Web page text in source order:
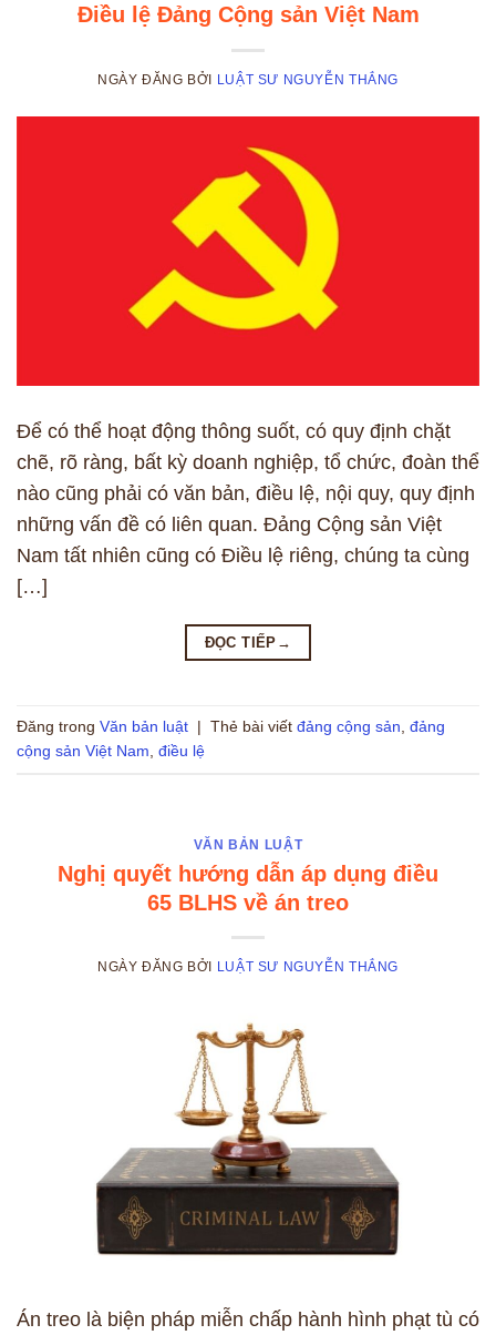
Điều lệ Đảng Cộng sản Việt Nam
NGÀY ĐĂNG BỞI LUẬT SƯ NGUYỄN THẮNG
Để có thể hoạt động thông suốt, có quy định chặt
chẽ, rõ ràng, bất kỳ doanh nghiệp, tổ chức, đoàn thể
nào cũng phải có văn bản, điều lệ, nội quy, quy định
những vấn đề có liên quan. Đảng Cộng sản Việt
Nam tất nhiên cũng có Điều lệ riêng, chúng ta cùng
[…]
ĐỌC TIẾP →
Đăng trong Văn bản luật | Thẻ bài viết đảng cộng sản, đảng
cộng sản Việt Nam, điều lệ
VĂN BẢN LUẬT
Nghị quyết hướng dẫn áp dụng điều
65 BLHS về án treo
NGÀY ĐĂNG BỞI LUẬT SƯ NGUYỄN THẮNG
Án treo là biện pháp miễn chấp hành hình phạt tù có